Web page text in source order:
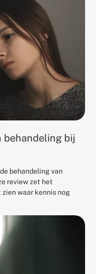
behandeling bij
behandeling van
review zet het
waar kennis nog